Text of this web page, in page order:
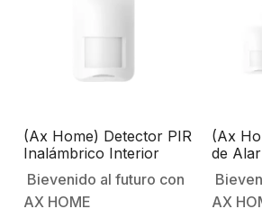
g.Temperatura de
°C.Humedad de
la…
(Ax Home) Detector PIR
Inalámbrico Interior
serie Ax Home /
Inmunidad a Mascotas /
Rango de Detección de
Bievenido al futuro con
AX HOME
(Ax
de
de
16
Incluye
AX